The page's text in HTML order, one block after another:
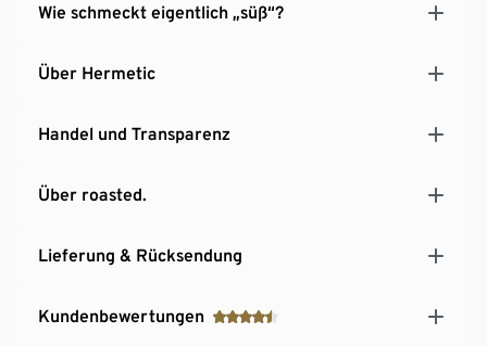
Wie schmeckt eigentlich „süß“?
Über Hermetic
Handel und Transparenz
Über roasted.
Lieferung & Rücksendung
Kundenbewertungen